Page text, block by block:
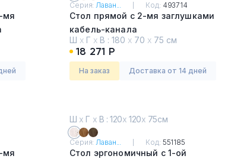
мя
Серия:Лаван... Код: 493714
Стол прямой с 2-мя заглушками
кабель-канала
Таксония светлая
Ш х Г х В : 180 х 70 х 75 см
18 271 Р
На заказ Доставка от 14 дней
мя
Ш х Г х В : 120х 120х 75см
Серия:Лаван... Код: 551185
Стол эргономичный с 1-ой